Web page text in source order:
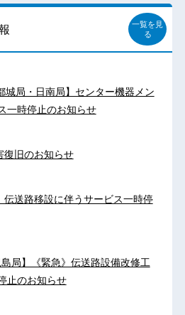
一覧を見
る
城局・日南局】センター機器メン
一時停止のお知らせ
復旧のお知らせ
送路移設に伴うサービス一時停
局】《緊急》伝送路設備改修工
止のお知らせ